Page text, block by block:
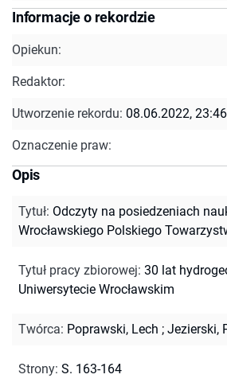
Informacje o rekordzie
Opiekun:
Redaktor:
Utworzenie rekordu: 08.06.2022, 23:46
Oznaczenie praw:
Opis
Tytuł: Odczyty na posiedzeniach
Wrocławskiego Polskiego
Tytuł pracy zbiorowej: 30 lat
Uniwersytecie Wrocławskim
Twórca: Poprawski, Lech ; Jezierski,
Strony: S. 163-164